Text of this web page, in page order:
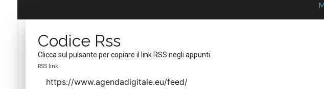
Codice Rss
Clicca sul pulsante per copiare il link RSS negli appunti.
RSS link